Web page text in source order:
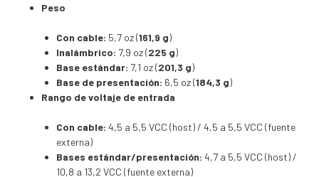
Peso
Con cable: 5,7 oz (161,9 g)
Inalámbrico: 7,9 oz (225 g)
Base estándar: 7,1 oz (201,3 g)
Base de presentación: 6,5 oz (184,3 g)
Rango de voltaje de entrada
Con cable: 4,5 a 5,5 VCC (host) / 4,5 a 5,5 VCC (fuente
externa)
Bases estándar/presentación: 4,7 a 5,5 VCC (host) /
10,8 a 13,2 VCC (fuente externa)